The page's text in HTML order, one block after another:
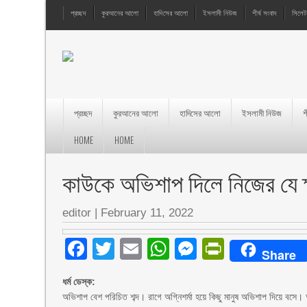
প্রচ্ছদ কুরআনের আলো হাদিসের আলো ইসলামী নিউজ শীর্ষ সংবাদ
প্রচ্ছদ কুরআনের আলো হাদিসের আলো ইসলামী নিউজ
HOME
HOME
কাউকে অভিশাপ দিলে নিজের যে
editor | February 11, 2022
Facebook
Twitter
EmailWhatsApp
Messenger
Share
ধর্ম ডেস্ক:
অভিশাপ বেশ পরিচিত শব্দ। রাগে অগ্নিশর্মা হয়ে কিছু মানুষ অভিশাপ দিয়ে